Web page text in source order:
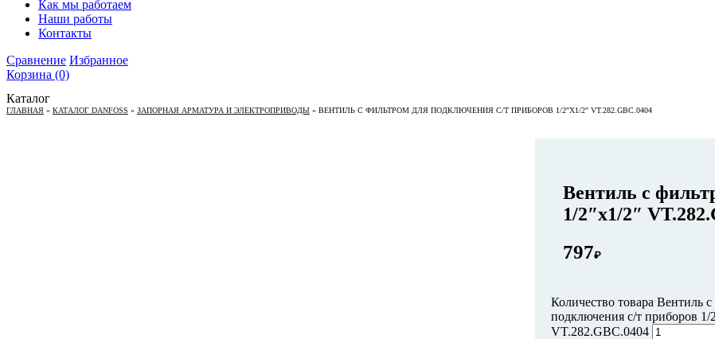
Как мы работаем
Наши работы
Контакты
Сравнение Избранное
Корзина (0)
Каталог
ГЛАВНАЯ » КАТАЛОГ DANFOSS » ЗАПОРНАЯ АРМАТУРА И ЭЛЕКТРОПРИВОДЫ » ВЕНТИЛЬ С ФИЛЬТРОМ ДЛЯ ПОДКЛЮЧЕНИЯ С/Т ПРИБОРОВ 1/2″Х1/2″ VT.282.GBC.0404
Вентиль с
1/2″х1/2″
797₽
Количество товара Вентиль
подключения с/т приборов 1/
VT.282.GBC.0404